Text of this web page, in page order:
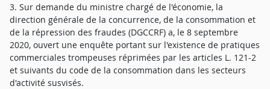
3. Sur demande du ministre chargé de l'économie, la
direction générale de la concurrence, de la consommation et
de la répression des fraudes (DGCCRF) a, le 8 septembre
2020, ouvert une enquête portant sur l'existence de pratiques
commerciales trompeuses réprimées par les articles L. 121-2
et suivants du code de la consommation dans les secteurs
d'activité susvisés.